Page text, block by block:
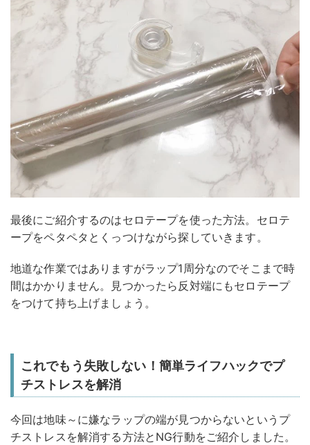
最後にご紹介するのはセロテープを使った方法。セロテ
ープをペタペタとくっつけながら探していきます。
地道な作業ではありますがラップ1周分なのでそこまで時
間はかかりません。見つかったら反対端にもセロテープ
をつけて持ち上げましょう。
これでもう失敗しない！簡単ライフハックでプ
チストレスを解消
今回は地味～に嫌なラップの端が見つからないというプ
チストレスを解消する方法とNG行動をご紹介しました。